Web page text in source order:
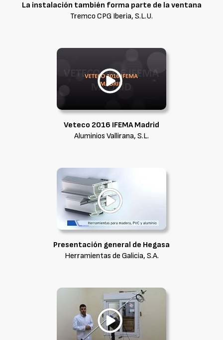
La instalación también forma parte de la ventana
Tremco CPG Iberia, S.L.U.
Veteco 2016 IFEMA Madrid
Aluminios Vallirana, S.L.
Presentación general de Hegasa
Herramientas de Galicia, S.A.